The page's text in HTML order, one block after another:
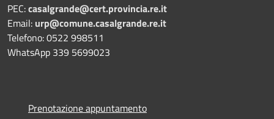
PEC:casalgrande@cert.provincia.re.it
Email: urp@comune.casalgrande.re.it
Telefono: 0522 998511
WhatsApp 339 5699023
Prenotazione appuntamento